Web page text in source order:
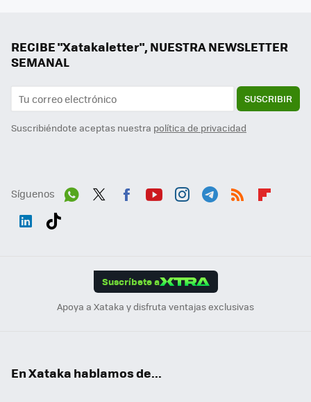
RECIBE "Xatakaletter", NUESTRA NEWSLETTER
SEMANAL
SUSCRIBIR
Suscribiéndote aceptas nuestra política de privacidad
Síguenos
Suscríbete a
Apoya a Xataka y disfruta ventajas exclusivas
En Xataka hablamos de...